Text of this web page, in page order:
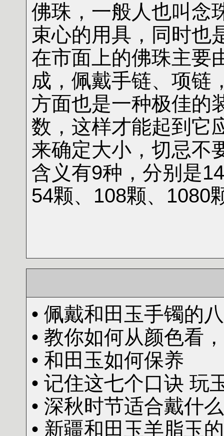
佛珠，一般人也叫念
束心的用具，同时也
在市面上的佛珠主要
成，佩戴手链、项链
方面也是一种极佳的
数，这样才能起到它
来确定大小，切忌不
含义有9种，分别是
54颗、108颗、1080
• 佩戴和田玉手镯的
• 教你如何从颜色看
• 和田玉如何保养
• 记住这七个口诀 玩
• 深秋时节适合戴什
• 新疆和田玉羊脂玉